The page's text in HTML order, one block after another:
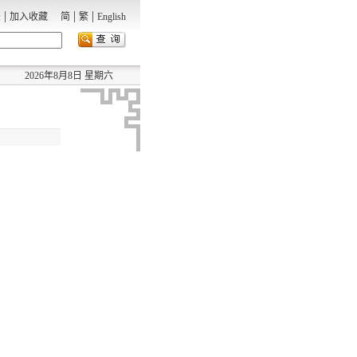
| 加入收藏 简 | 繁 | English
2026年8月8日 星期六